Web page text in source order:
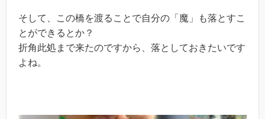
そして、この橋を渡ることで自分の「魔」も落とすこ
とができるとか？
折角此処まで来たのですから、落としておきたいです
よね。